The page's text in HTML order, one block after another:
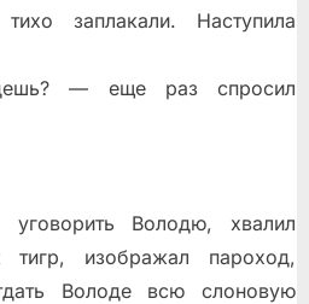
заплакали. Наступила
— еще раз спросил
Володю, хвалил
изображал пароход,
Володе всю слоновую